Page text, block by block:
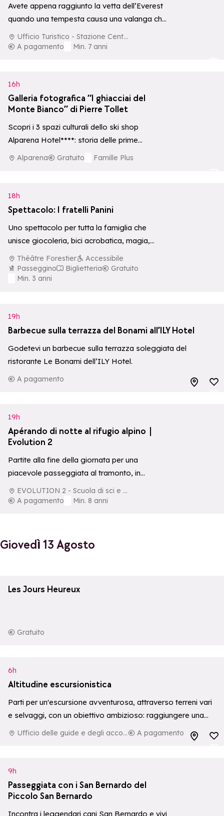
Avete appena raggiunto la vetta dell’Everest
quando una tempesta causa una valanga che
porta via le vostre bombole d’ossigeno.
Ufficio Turistico - Stazione Centrale
A pagamento
Min. 7 anni
16h
Galleria fotografica “I ghiacciai del
Monte Bianco” di Pierre Tollet
Scopri i 3 spazi culturali dello ski shop
Alparena Hotel****: storia delle prime
ascensioni, ecosistemi d'alta quota e una
Alparena Gratuito
Famille Plus
18h
Spettacolo: I fratelli Panini
Uno spettacolo per tutta la famiglia che
unisce giocoleria, bici acrobatica, magia,
musica e comicità.
Théâtre Forestier
Accessibile
Passeggino
Biglietteria
Gratuito
Min. 3 anni
19h
Barbecue sulla terrazza del Bonami all’ILY Hotel
Godetevi un barbecue sulla terrazza soleggiata del
ristorante Le Bonami dell’ILY Hotel.
A pagamento
Aggiungi
19h
Apérando di notte al rifugio alpino |
Evolution 2
Partite alla fine della giornata per una
piacevole passeggiata al tramonto, in
un’atmosfera serena e rilassante.
EVOLUTION 2 - Scuola di sci e di aventura
A pagamento
Min. 8 anni
Giovedì 13 Agosto
Les Jours Heureux
Gratuito
6h
Altitudine escursionistica
Parti per un'escursione avventurosa, attraverso terreni vari
e selvaggi, con un obiettivo ambizioso: raggiungere una
vetta a più di 3000 metri sul livello del mare. Un’esperienza
Ufficio delle guide e degli accompagnatori di La Rosière A pagamentoAggiungi ai
9h
Passeggiata con i San Bernardo del
Piccolo San Bernardo
Incontra i leggendari cani San Bernardo e vivi